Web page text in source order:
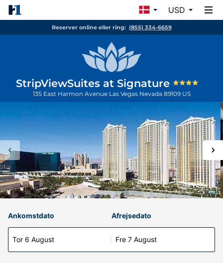
USD
Reserver online eller ring: (855) 334-6659
StripViewSuites at Signature
135 East Harmon Avenue Las Vegas Nevada 89109 US
Ankomstdato
Tor 6 August
Afrejsedato
Fre 7 August